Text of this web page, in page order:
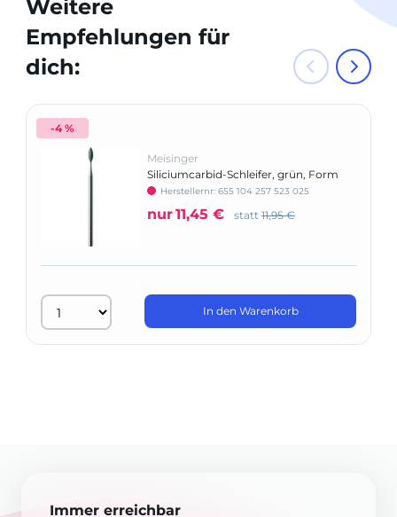
Weitere
Empfehlungen für
dich:
-4 %
Meisinger
Siliciumcarbid-Schleifer, grün, Form
666Herstellernr: 655 104 257 523 025
nur11,45 € statt 11,95 €
In den Warenkorb
Immer erreichbar